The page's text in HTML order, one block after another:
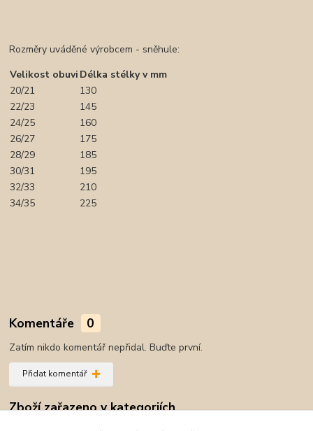
Rozměry uváděné výrobcem - sněhule:
Velikost obuvi Délka stélky v mm
20/21
130
22/23
145
24/25
160
26/27
175
28/29
185
30/31
195
32/33
210
34/35
225
Komentáře 0
Zatím nikdo komentář nepřidal. Buďte první.
Přidat komentář
Zboží zařazeno v kategoriích